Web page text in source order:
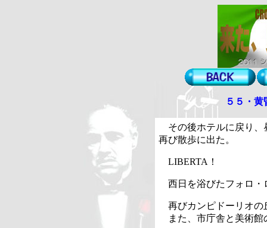
５５・
その後ホテルに戻り、
再び散歩に出た。
LIBERTA ！
西日を浴びたフォロ・
再びカンピドーリオの
また、市庁舎と美術館